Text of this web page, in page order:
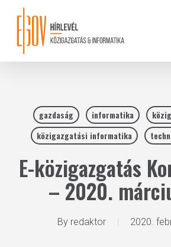
content
gazdaság informatika
közigazgatási informatika
E-közigazgatás
– 2020.
By redaktor 2020.